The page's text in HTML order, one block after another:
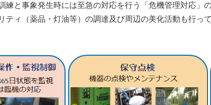
練と事象発生時には至急の対応を行う「危機管理対応」
ティ（薬品・灯油等）の調達及び周辺の美化活動も行って